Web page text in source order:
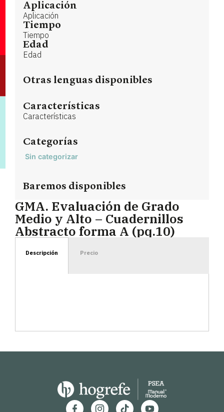
Aplicación
Aplicación
Tiempo
Tiempo
Edad
Edad
Otras lenguas disponibles
Características
Características
Categorías
Sin categorizar
Baremos disponibles
GMA. Evaluación de Grado
Medio y Alto – Cuadernillos
Abstracto forma A (pq.10)
Descripción Precio